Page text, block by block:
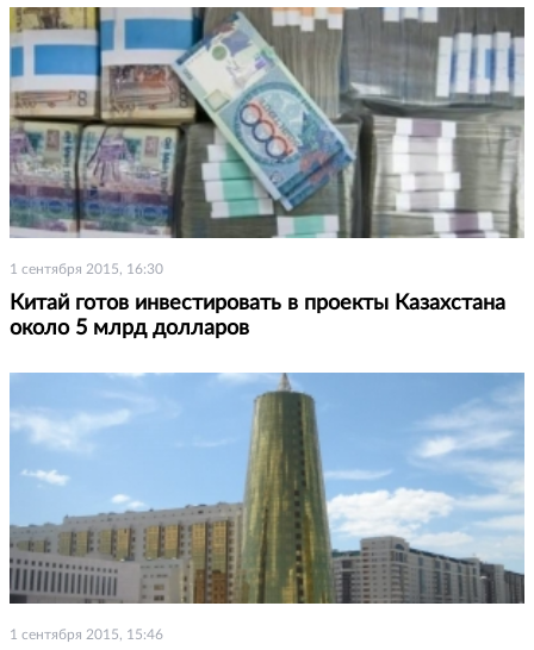
1 сентября 2015, 16:30
Китай готов инвестировать в проекты Казахстана
около 5 млрд долларов
1 сентября 2015, 15:46